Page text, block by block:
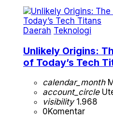
Daerah Teknologi
Unlikely Origins:
of Today’s Tech
calendar_month
account_circle
visibility1.968
0Komentar